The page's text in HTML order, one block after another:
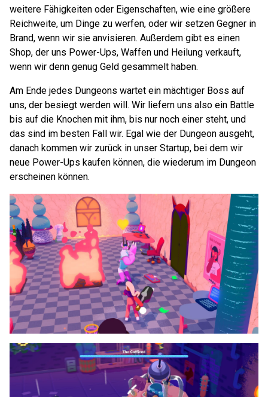
weitere Fähigkeiten oder Eigenschaften, wie eine größere
Reichweite, um Dinge zu werfen, oder wir setzen Gegner in
Brand, wenn wir sie anvisieren. Außerdem gibt es einen
Shop, der uns Power-Ups, Waffen und Heilung verkauft,
wenn wir denn genug Geld gesammelt haben.
Am Ende jedes Dungeons wartet ein mächtiger Boss auf
uns, der besiegt werden will. Wir liefern uns also ein Battle
bis auf die Knochen mit ihm, bis nur noch einer steht, und
das sind im besten Fall wir. Egal wie der Dungeon ausgeht,
danach kommen wir zurück in unser Startup, bei dem wir
neue Power-Ups kaufen können, die wiederum im Dungeon
erscheinen können.